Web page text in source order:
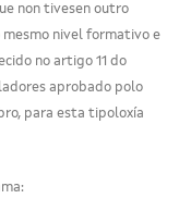
non tivesen outro
nivel formativo e
no artigo 11 do
aprobado polo
para esta tipoloxía